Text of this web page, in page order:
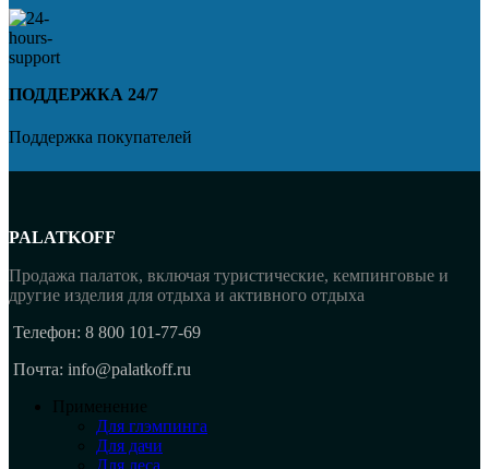
ПОДДЕРЖКА 24/7
Поддержка покупателей
PALATKOFF
Продажа палаток, включая туристические, кемпинговые и
другие изделия для отдыха и активного отдыха
Телефон: 8 800 101-77-69
Почта: info@palatkoff.ru
Применение
Для глэмпинга
Для дачи